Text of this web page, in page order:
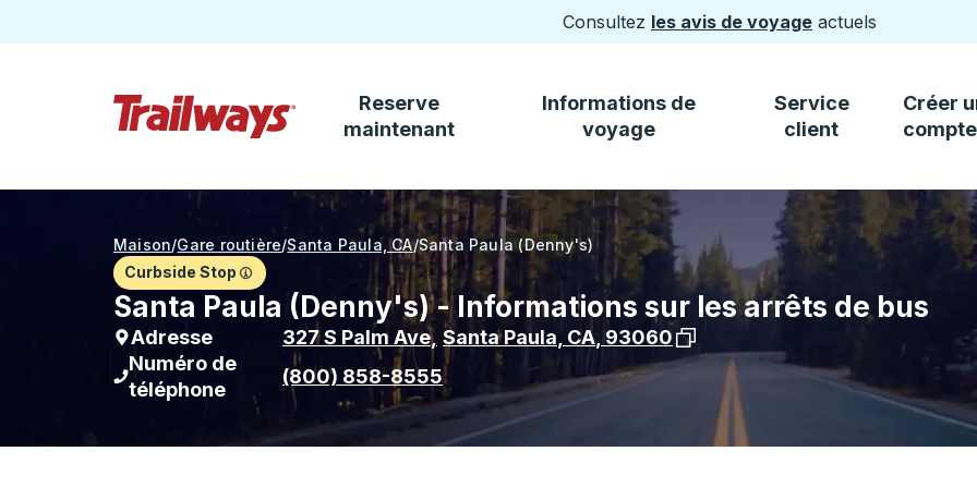
Consultez les avis de voyage actuels
Passez au contenu principal
Reserve
maintenant
Informations de
voyage
Service
client
Créer
compte
Maison/Gare routière/Santa Paula, CA/Santa Paula (Denny's)
Curbside Stop
Santa Paula (Denny's) - Informations sur les arrêts de bus
Adresse 327 S Palm Ave, Santa Paula CA 93060 Voir l'emplacement de l'arrêt sur
Numéro de
téléphone
(800) 858-8555